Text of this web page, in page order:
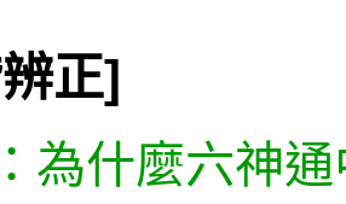
正]
為什麼六神